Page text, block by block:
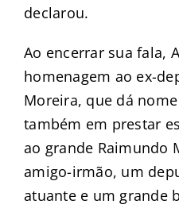
declarou.
Ao encerrar sua fala,
homenagem ao ex-
Moreira, que dá
também em prestar
ao grande Raimundo
amigo-irmão, um
atuante e um grande